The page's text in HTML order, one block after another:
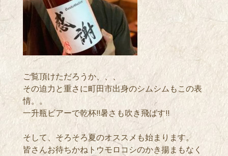
ご覧頂けただろうか、、、
その迫力と重さに町田市出身のシムシムもこの表
情。。
一升瓶ビアーで乾杯!!暑さも吹き飛ばす!!
そして、そろそろ夏のオススメも始まります。
皆さんお待ちかねトウモロコシのかき揚まもなく